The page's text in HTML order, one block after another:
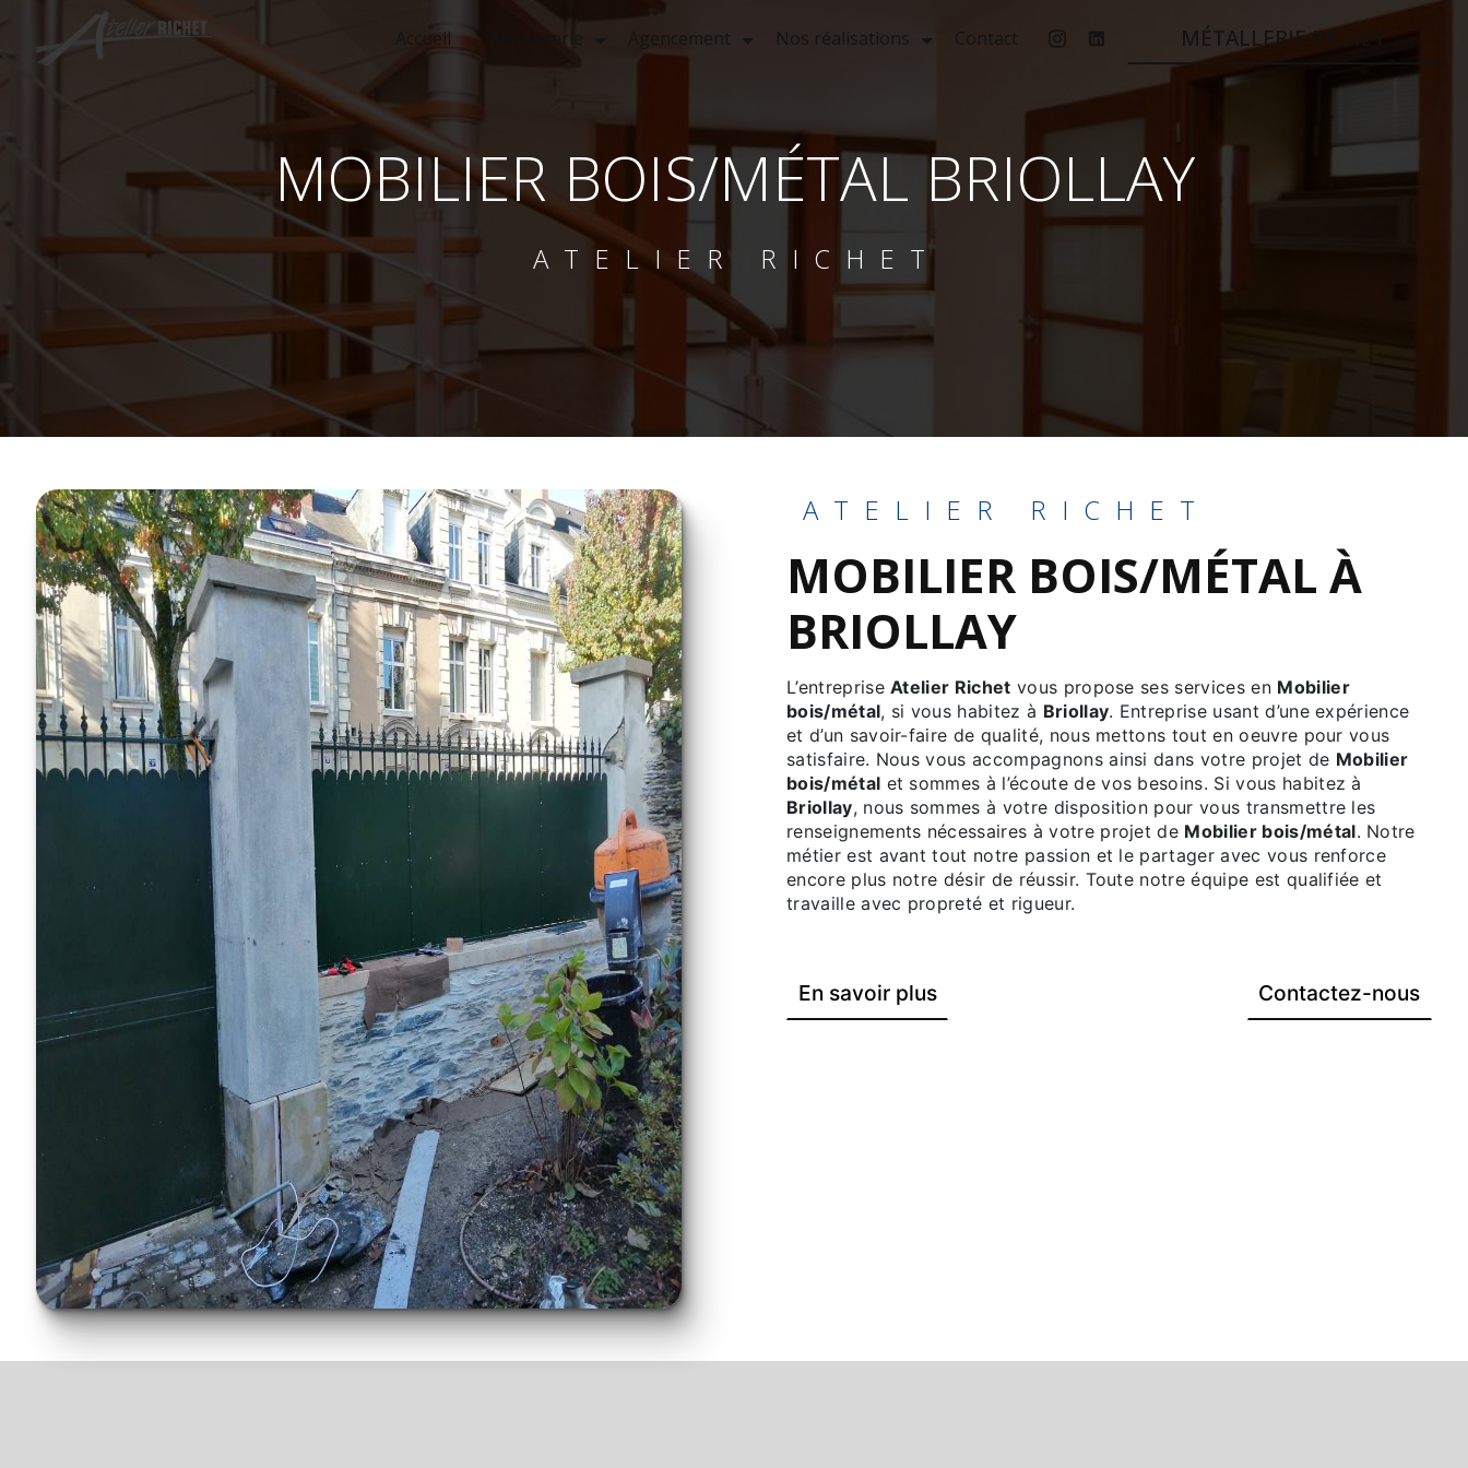
Accueil Menuiserie Agencement Nos réalisations Contact MÉTALLERIE RICHET
MOBILIER BOIS/MÉTAL BRIOLLAY
ATELIER RICHET
ATELIER RICHET
MOBILIER BOIS/MÉTAL À
BRIOLLAY
L’entrepriseAtelier Richet vous propose ses services en Mobilier
bois/métal, si vous habitez à Briollay. Entreprise usant d’une expérience
et d’un savoir-faire de qualité, nous mettons tout en oeuvre pour vous
satisfaire. Nous vous accompagnons ainsi dans votre projet de Mobilier
bois/métal et sommes à l’écoute de vos besoins. Si vous habitez à
Briollay, nous sommes à votre disposition pour vous transmettre les
renseignements nécessaires à votre projet de Mobilier bois/métal. Notre
métier est avant tout notre passion et le partager avec vous renforce
encore plus notre désir de réussir. Toute notre équipe est qualifiée et
travaille avec propreté et rigueur.
En savoir plus Contactez-nous
Panneau de gestion des cookies